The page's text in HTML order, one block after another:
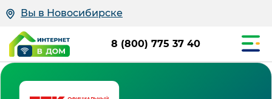
Вы в Новосибирске
8 (800) 775 37 40